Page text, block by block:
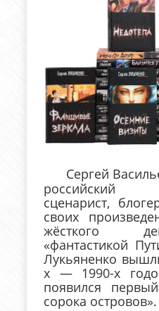
Сергей
российский
сценарист,
своих
жёсткого
«фантастикой
Лукьяненко
х — 1990-х
появился
сорока островов».